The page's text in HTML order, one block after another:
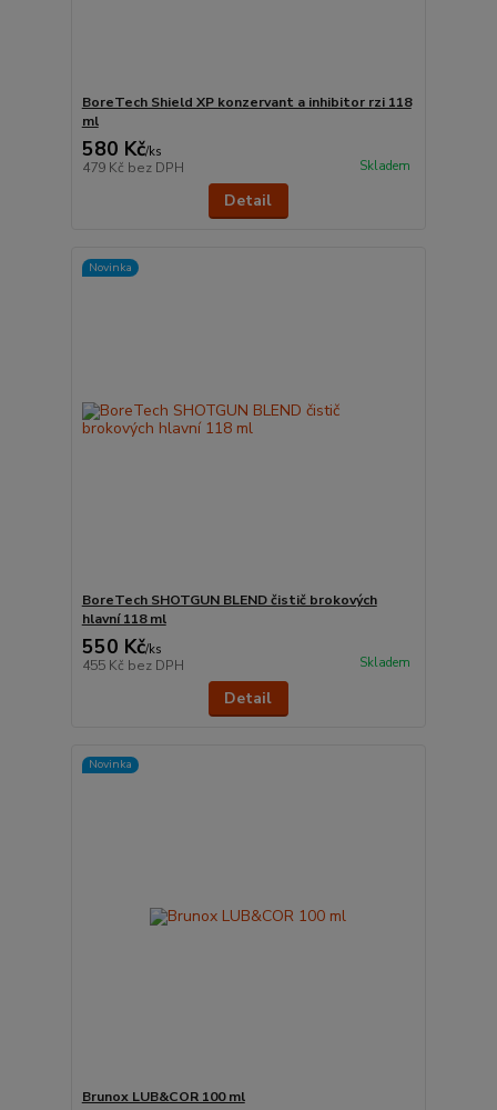
BoreTech Shield XP konzervant a inhibitor rzi 118
ml
580 Kč/ks
479 Kč bez DPH Skladem
Detail
Novinka
BoreTech SHOTGUN BLEND čistič brokových
hlavní 118 ml
550 Kč/ks
455 Kč bez DPH Skladem
Detail
Novinka
Brunox LUB&COR 100 ml